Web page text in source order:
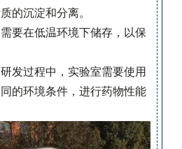
的沉淀和分离。
要在低温环境下储存，以保
发过程中，实验室需要使用
的环境条件，进行药物性能